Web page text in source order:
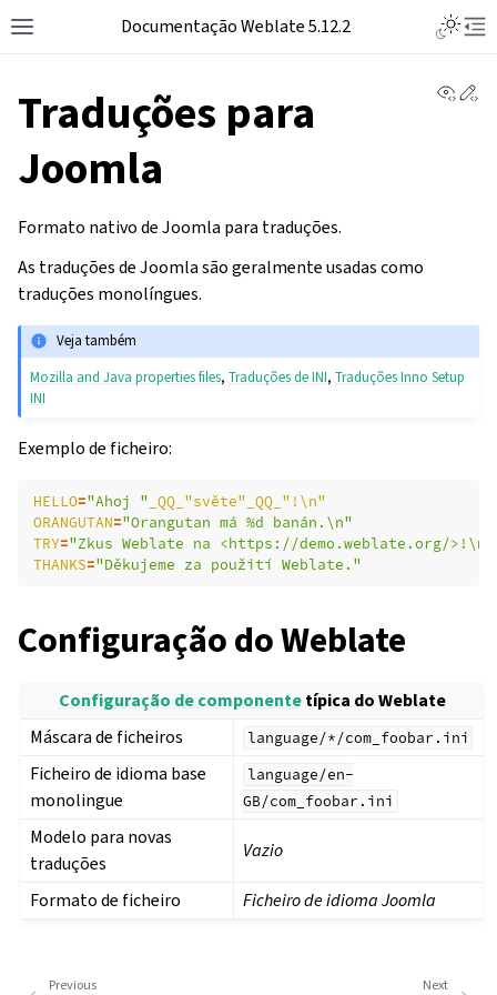
Toggle site navigation sidebar
Documentação Weblate 5.12.2
Traduções para
Joomla
Formato nativo de Joomla para traduções.
As traduções de Joomla são geralmente usadas como
traduções monolíngues.
Veja também
Mozilla and Java properties files,Traduções de INI,Traduções Inno Setup
INI
Exemplo de ficheiro:
HELLO="Ahoj " _QQ_"světe"_QQ_"!\n"
ORANGUTAN="Orangutan má %d banán.\n"
TRY="Zkus Weblate na <https://demo.weblate.org/>!\n"
THANKS="Děkujeme za použití Weblate."
Configuração do Weblate
Configuração de componentetípica do Weblate
Máscara de ficheiros
language/*/com_foobar.ini
Ficheiro de idioma base
monolingue
language/en-
GB/com_foobar.ini
Modelo para novas
traduções
Vazio
Formato de ficheiro Ficheiro de idioma Joomla
Next
Previous